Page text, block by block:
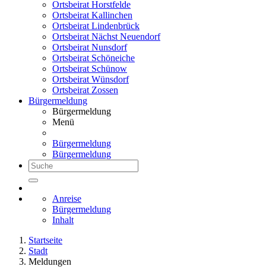
Ortsbeirat Horstfelde
Ortsbeirat Kallinchen
Ortsbeirat Lindenbrück
Ortsbeirat Nächst Neuendorf
Ortsbeirat Nunsdorf
Ortsbeirat Schöneiche
Ortsbeirat Schünow
Ortsbeirat Wünsdorf
Ortsbeirat Zossen
Bürgermeldung
Bürgermeldung
Menü
Bürgermeldung
Bürgermeldung
Anreise
Bürgermeldung
Inhalt
Startseite
Stadt
Meldungen